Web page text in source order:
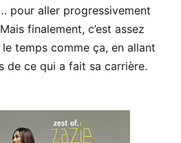
pour aller progressivement
finalement, c’est assez
temps comme ça, en allant
de ce qui a fait sa carrière.